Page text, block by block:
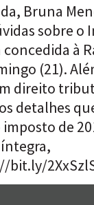
Bruna
sobre o
à
(21).
direito
detalhes
de
bit.ly/